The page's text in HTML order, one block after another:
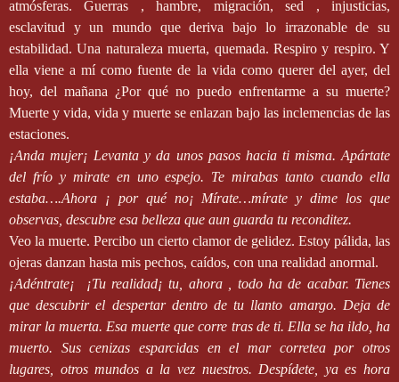
atmósferas. Guerras , hambre, migración, sed , injusticias,
esclavitud y un mundo que deriva bajo lo irrazonable de su
estabilidad. Una naturaleza muerta, quemada. Respiro y respiro. Y
ella viene a mí como fuente de la vida como querer del ayer, del
hoy, del mañana ¿Por qué no puedo enfrentarme a su muerte?
Muerte y vida, vida y muerte se enlazan bajo las inclemencias de las
estaciones.
¡Anda mujer¡ Levanta y da unos pasos hacia ti misma. Apártate
del frío y mirate en uno espejo. Te mirabas tanto cuando ella
estaba….Ahora ¡ por qué no¡ Mírate…mírate y dime los que
observas, descubre esa belleza que aun guarda tu reconditez.
Veo la muerte. Percibo un cierto clamor de gelidez. Estoy pálida, las
ojeras danzan hasta mis pechos, caídos, con una realidad anormal.
¡Adéntrate¡
¡Tu realidad¡ tu, ahora , todo ha de acabar. Tienes
que descubrir el despertar dentro de tu llanto amargo. Deja de
mirar la muerta. Esa muerte que corre tras de ti. Ella se ha ildo, ha
muerto. Sus cenizas esparcidas en el mar corretea por otros
lugares, otros mundos a la vez nuestros. Despídete, ya es hora